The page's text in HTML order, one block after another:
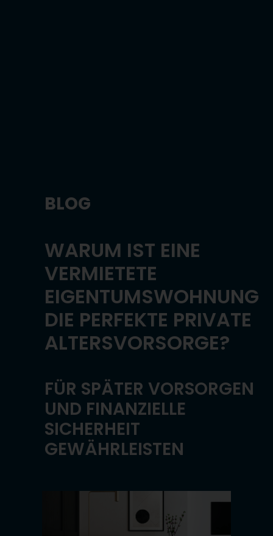
BLOG
WARUM IST EINE
VERMIETETE
EIGENTUMSWOHNUNG
DIE PERFEKTE PRIVATE
ALTERSVORSORGE?
FÜR SPÄTER VORSORGEN
UND FINANZIELLE
SICHERHEIT
GEWÄHRLEISTEN